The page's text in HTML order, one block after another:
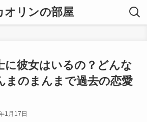
オリンの部屋
に彼女はいるの？どんな
まのまんまで過去の恋愛
1月17日